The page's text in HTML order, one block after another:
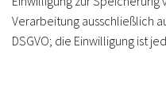
Verarbeitung ausschließlich
DSGVO; die Einwilligung ist